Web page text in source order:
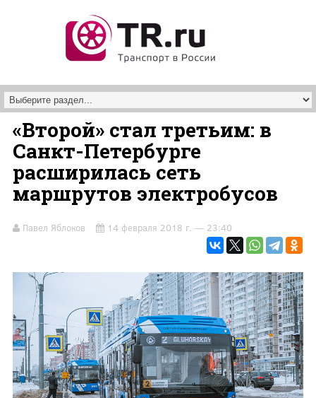
«Второй» стал третьим: в
Санкт-Петербурге
расширилась сеть
маршрутов электробусов
Павел Яблоков 14 февраля 2018 г. — 23:40